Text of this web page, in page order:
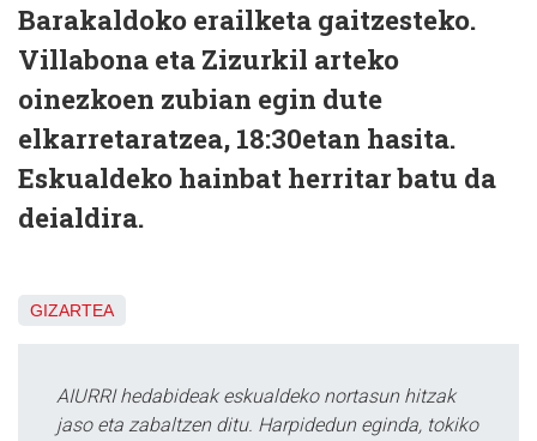
Barakaldoko erailketa gaitzesteko.
Villabona eta Zizurkil arteko
oinezkoen zubian egin dute
elkarretaratzea, 18:30etan hasita.
Eskualdeko hainbat herritar batu da
deialdira.
GIZARTEA
AIURRI hedabideak eskualdeko nortasun hitzak
jaso eta zabaltzen ditu. Harpidedun eginda, tokiko